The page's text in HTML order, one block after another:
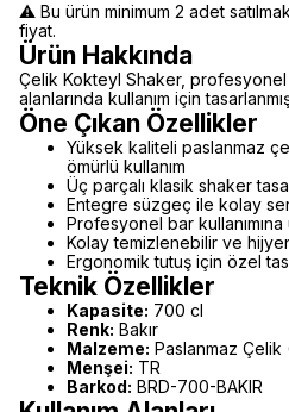
⚠️ Bu ürün minimum 2 adet
fiyat.
Ürün Hakkında
Çelik Kokteyl Shaker,
alanlarında kullanım için
Öne Çıkan Özellikler
Yüksek kaliteli paslanmaz
ömürlü kullanım
Üç parçalı klasik shaker
Entegre süzgeç ile kolay
Profesyonel bar kullanımına
Kolay temizlenebilir ve
Ergonomik tutuş için özel
Teknik Özellikler
Kapasite: 700 cl
Renk: Bakır
Malzeme: Paslanmaz Çelik
Menşei: TR
Barkod: BRD-700-BAKIR